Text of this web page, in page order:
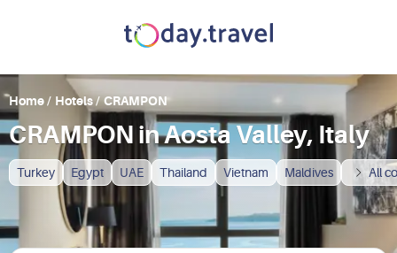
Turkey Egypt UAE Thailand Vietnam Maldives All
Home/ Hotels/ CRAMPON
CRAMPON in Aosta Valley, Italy